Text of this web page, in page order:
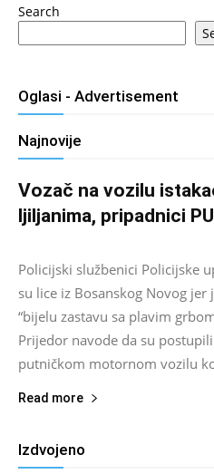
Search
Oglasi - Advertisement
Najnovije
Vozač na vozilu
ljiljanima, pripadnici
Salim D. - August 7, 2026
Policijski službenici Policijske
su lice iz Bosanskog Novog jer
“bijelu zastavu sa plavim
Prijedor navode da su
putničkom motornom vozilu
Read more
Izdvojeno